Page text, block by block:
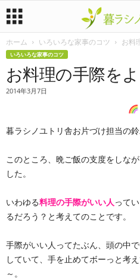
暮
ノ
リ
ホーム いろいろな家事のコツ お料
いろいろな家事のコツ
お料理の手際を
2014年3月7日
暮ラシノユトリ舎お片づけ担当の鈴
このところ、晩ご飯の支度をしな
した。
いわゆる料理の手際がいい人 って
るだろう？と考えてのことです。
手際がいい人ってたぶん、頭の中
していて、手を止めてボーっと考
～。